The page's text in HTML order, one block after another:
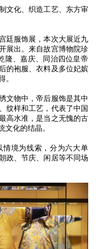
化、织造工艺、东方审
服饰展，本次大展近九
展出。来自故宫博物院珍
隆、嘉庆、同治四位皇帝
的袍服、衣料及多位妃嫔
。
物中，帝后服饰是其中
纹样和工艺，代表了中国
高水准，是当之无愧的古
文化的结晶。
境为线索，分为六大单
政、节庆、闲居等不同场